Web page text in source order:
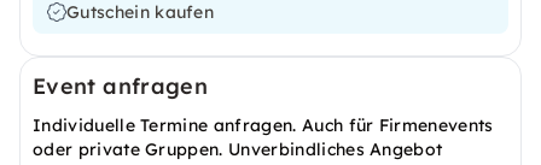
Gutschein kaufen
Event anfragen
Individuelle Termine anfragen. Auch für Firmenevents
oder private Gruppen. Unverbindliches Angebot